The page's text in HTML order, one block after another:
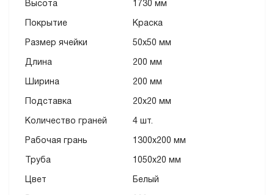
Высота 1730 мм
Покрытие Краска
Размер ячейки 50х50 мм
Длина 200 мм
Ширинa 200 мм
Подставка 20х20 мм
Количество граней 4 шт.
Рабочая грань 1300х200 мм
Труба 1050х20 мм
Цвет Белый